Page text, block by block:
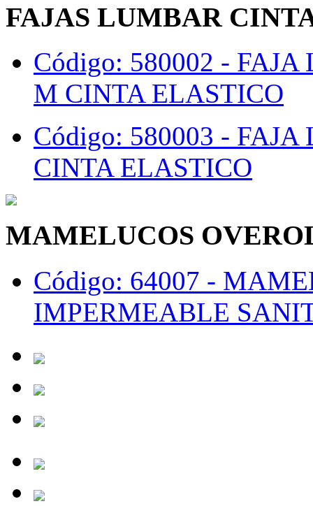
FAJAS LUMBAR
Código: 580002 - FAJA
M CINTA ELASTICO
Código: 580003 - FAJA
CINTA ELASTICO
MAMELUCOS
Código: 64007 -
IMPERMEABLE